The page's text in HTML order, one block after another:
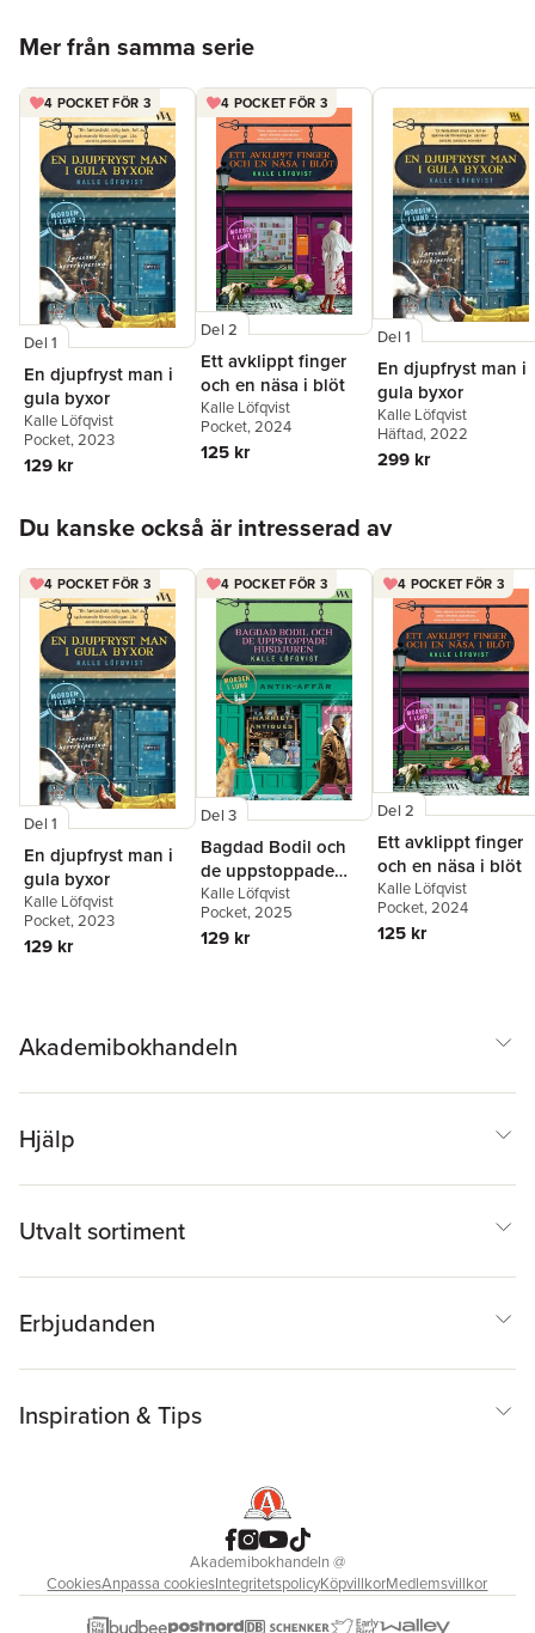
Mer från samma serie
4 POCKET FÖR 3
Del 1
En djupfryst man i
gula byxor
Kalle Löfqvist
Pocket, 2023
129 kr
4 POCKET FÖR 3
Del 2
Ett avklippt finger
och en näsa i blöt
Kalle Löfqvist
Pocket, 2024
125 kr
Del 1
En djupfryst man i
gula byxor
Kalle Löfqvist
Häftad, 2022
299 kr
Du kanske också är intresserad av
4 POCKET FÖR 3
Del 1
En djupfryst man i
gula byxor
Kalle Löfqvist
Pocket, 2023
129 kr
4 POCKET FÖR 3
Del 3
Bagdad Bodil och
de uppstoppade
husdjuren
Kalle Löfqvist
Pocket, 2025
129 kr
4 POCKET FÖR 3
Del 2
Ett avklippt finger
och en näsa i blöt
Kalle Löfqvist
Pocket, 2024
125 kr
Akademibokhandeln
Hjälp
Utvalt sortiment
Erbjudanden
Inspiration & Tips
Akademibokhandeln@
CookiesAnpassa cookiesIntegritetspolicyKöpvillkorMedlemsvillkor